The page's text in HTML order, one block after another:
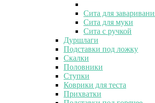
Сита для
Сита для муки
Сита с ручкой
Дуршлаги
Подставки под ложку
Скалки
Половники
Ступки
Коврики для теста
Прихватки